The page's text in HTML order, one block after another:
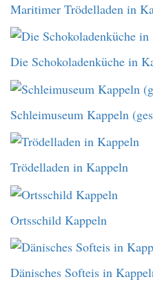
Maritimer Trödelladen in
Die Schokoladenküche in
Schleimuseum Kappeln
Trödelladen in Kappeln
Ortsschild Kappeln
Dänisches Softeis in